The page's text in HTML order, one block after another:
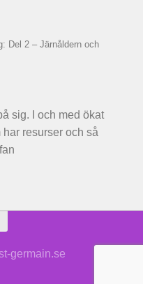
Del 2 – Järnåldern och
sig. I och med ökat
resurser och så
germain.se